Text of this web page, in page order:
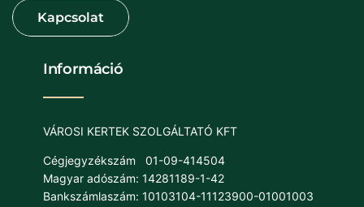
Információ
VÁROSI KERTEK SZOLGÁLTATÓ KFT
Cégjegyzékszám
01-09-414504
Magyar adószám: 14281189-1-42
Bankszámlaszám: 10103104-11123900-01001003